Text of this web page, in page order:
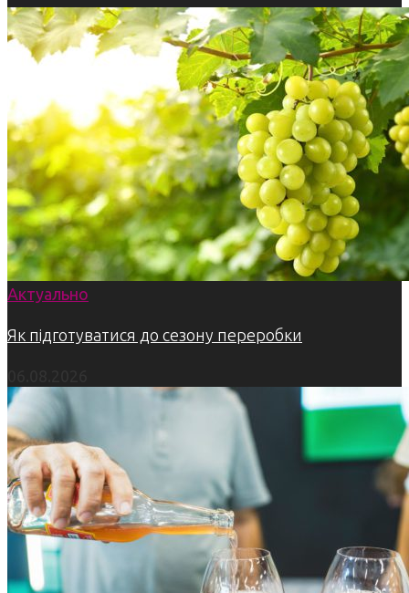
Актуально
Як підготуватися до сезону переробки